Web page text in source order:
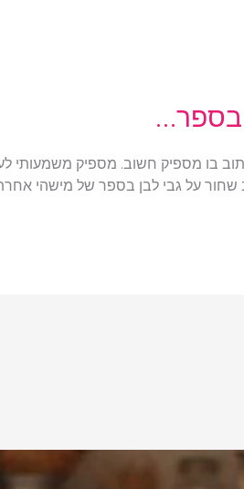
בספר…
בו מספיק חשוב. מספיק משמעותי
על גבי לבן בספר של מישהי